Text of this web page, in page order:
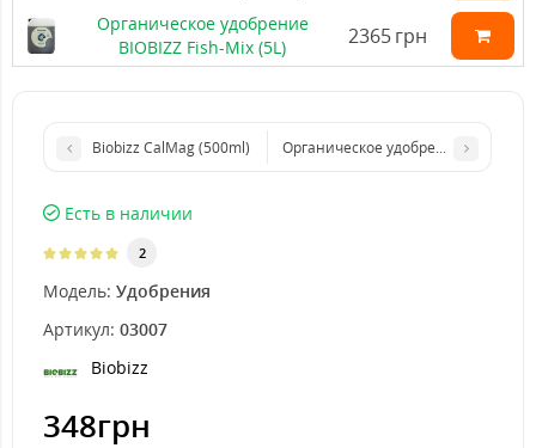
Органическое удобрение
BIOBIZZ Fish-Mix (5L)
2365грн
Biobizz CalMag (500ml) Органическое удобрение BIOBIZZ
Есть в наличии
2
Модель: Удобрения
Артикул: 03007
Biobizz
348грн